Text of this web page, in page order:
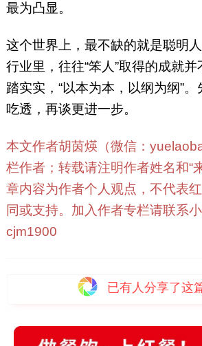
最为凸显。
这个世界上，最不缺的就是聪明
行业里，往往“笨人”取得的成就
踏实实，“以本为本，以纲为纲”
吃透，再谈更进一步。
本文作者胡茵煐（微信：
栏作者；转载请注明作者姓名和“
章内容为作者个人观点，不代表
同或支持。加入作者专栏请联系小
cjm1900
已有 人分享了这